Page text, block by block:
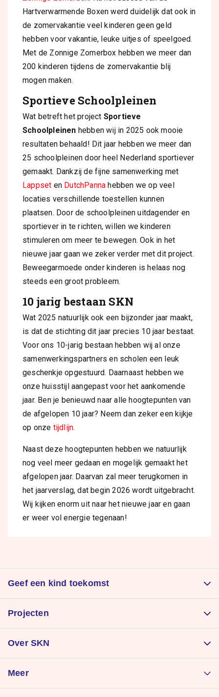
Hartverwarmende Boxen werd duidelijk dat ook in
de zomervakantie veel kinderen geen geld
hebben voor vakantie, leuke uitjes of speelgoed.
Met de Zonnige Zomerbox hebben we meer dan
200 kinderen tijdens de zomervakantie blij
mogen maken.
Sportieve Schoolpleinen
Wat betreft het project Sportieve
Schoolpleinen hebben wij in 2025 ook mooie
resultaten behaald! Dit jaar hebben we meer dan
25 schoolpleinen door heel Nederland sportiever
gemaakt. Dankzij de fijne samenwerking met
Lappset en DutchPanna hebben we op veel
locaties verschillende toestellen kunnen
plaatsen. Door de schoolpleinen uitdagender en
sportiever in te richten, willen we kinderen
stimuleren om meer te bewegen. Ook in het
nieuwe jaar gaan we zeker verder met dit project.
Beweegarmoede onder kinderen is helaas nog
steeds een groot probleem.
10 jarig bestaan SKN
Wat 2025 natuurlijk ook een bijzonder jaar maakt,
is dat de stichting dit jaar precies 10 jaar bestaat.
Voor ons 10-jarig bestaan hebben wij al onze
samenwerkingspartners en scholen een leuk
geschenkje opgestuurd. Daarnaast hebben we
onze huisstijl aangepast voor het aankomende
jaar. Ben je benieuwd naar alle hoogtepunten van
de afgelopen 10 jaar? Neem dan zeker een kijkje
op onze tijdlijn.
Naast deze hoogtepunten hebben we natuurlijk
nog veel meer gedaan en mogelijk gemaakt het
afgelopen jaar. Daarvan zal meer terugkomen in
het jaarverslag, dat begin 2026 wordt uitgebracht.
Wij kijken enorm uit naar het nieuwe jaar en gaan
er weer vol energie tegenaan!
Geef een kind toekomst
Nalatenschap
Direct impact maken
Projecten
Geeft kinderen plezier
Over SKN
Meer